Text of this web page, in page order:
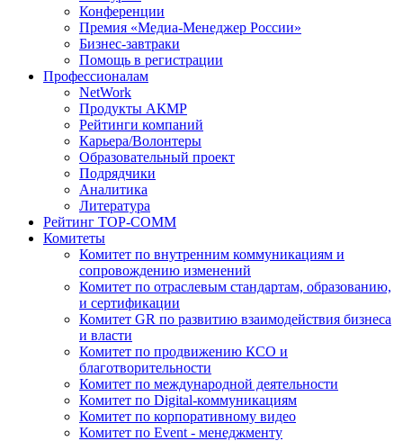
Конференции
Премия «Медиа-Менеджер России»
Бизнес-завтраки
Помощь в регистрации
Профессионалам
NetWork
Продукты АКМР
Рейтинги компаний
Карьера/Волонтеры
Образовательный проект
Подрядчики
Аналитика
Литература
Рейтинг TOP-COMM
Комитеты
Комитет по внутренним коммуникациям и
сопровождению изменений
Комитет по отраслевым стандартам, образованию,
и сертификации
Комитет GR по развитию взаимодействия бизнеса
и власти
Комитет по продвижению КСО и
благотворительности
Комитет по международной деятельности
Комитет по Digital-коммуникациям
Комитет по корпоративному видео
Комитет по Event - менеджменту